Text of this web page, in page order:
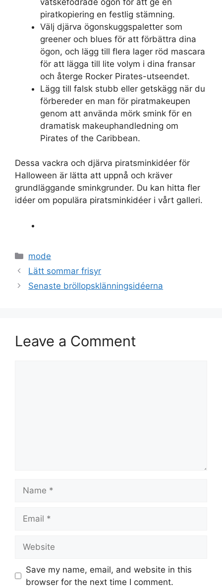
piratkopiering en festlig stämning.
Välj djärva ögonskuggspaletter som
greener och blues för att förbättra dina
ögon, och lägg till flera lager röd mascara
för att lägga till lite volym i dina fransar
och återge Rocker Pirates-utseendet.
Lägg till falsk stubb eller getskägg när du
förbereder en man för piratmakeupen
genom att använda mörk smink för en
dramatisk makeuphandledning om
Pirates of the Caribbean.
Dessa vackra och djärva piratsminkidéer för
Halloween är lätta att uppnå och kräver
grundläggande sminkgrunder. Du kan hitta fler
idéer om populära piratsminkidéer i vårt galleri.
Categories
mode
Lätt sommar frisyr
Senaste bröllopsklänningsidéerna
Leave a Comment
Save my name, email, and website in this
browser for the next time I comment.